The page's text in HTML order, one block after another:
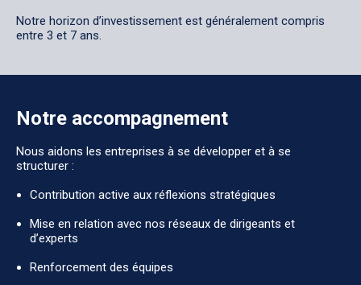
Notre horizon d’investissement est généralement compris
entre 3 et 7 ans.
Notre accompagnement
Nous aidons les entreprises à se développer et à se
structurer :
Contribution active aux réflexions stratégiques
Mise en relation avec nos réseaux de dirigeants et
d’experts
Renforcement des équipes